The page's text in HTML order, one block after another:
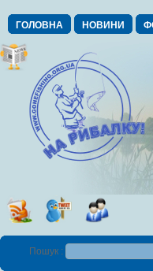
ГОЛОВНА НОВИНИ
Пошук :